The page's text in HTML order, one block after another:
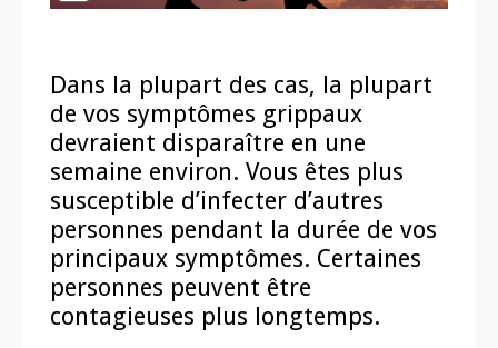
Dans la plupart des cas, la plupart
de vos symptômes grippaux
devraient disparaître en une
semaine environ. Vous êtes plus
susceptible d’infecter d’autres
personnes pendant la durée de vos
principaux symptômes. Certaines
personnes peuvent être
contagieuses plus longtemps.